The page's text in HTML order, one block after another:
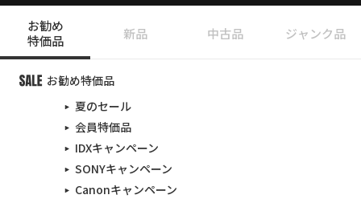
お勧め
特価品
新品 中古品 ジャンク品
お勧め特価品
夏のセール
会員特価品
IDXキャンペーン
SONYキャンペーン
Canonキャンペーン